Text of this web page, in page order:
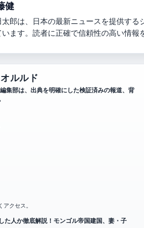
健
太郎は、日本の最新ニュースを提供す
います。読者に正確で信頼性の高い情
ルルド
集部は、出典を明確にした検証済みの報道、背
クセス。
た人か徹底解説！モンゴル帝国建国、妻・子